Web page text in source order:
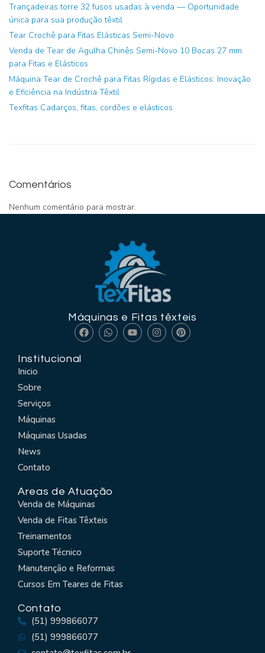
Trançadeiras torre 32 fusos usadas à venda — Oportunidade
única para sua produção têxtil
Tear Crochê para Fitas Elásticas Semi-Novo
Venda de Tear de Agulha Chinês Semi-Novo 10 Bocas 27 mm
para Fitas e Elásticos
Máquina Tear de Crochê para Fitas Rígidas e Elásticos: Inovação
e Eficiência na Indústria Têxtil
Texfitas Cadarços, fitas, cordões e elásticos
Comentários
Nenhum comentário para mostrar.
Máquinas e Fitas têxteis
Institucional
Inicio
Sobre
Serviços
Máquinas
Máquinas Usadas
News
Contato
Areas de Atuação
Venda de Máquinas
Venda de Fitas Têxteis
Treinamentos
Suporte Técnico
Manutenção e Reformas
Cursos Em Teares de Fitas
Contato
(51) 999866077
(51) 999866077